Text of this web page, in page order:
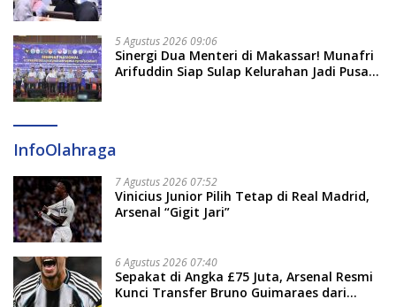
5 Agustus 2026 09:06
Sinergi Dua Menteri di Makassar! Munafri
Arifuddin Siap Sulap Kelurahan Jadi Pusat
InfoOlahraga
7 Agustus 2026 07:52
Vinicius Junior Pilih Tetap di Real Madrid,
Arsenal “Gigit Jari”
6 Agustus 2026 07:40
Sepakat di Angka £75 Juta, Arsenal Resmi
Kunci Transfer Bruno Guimaraes dari